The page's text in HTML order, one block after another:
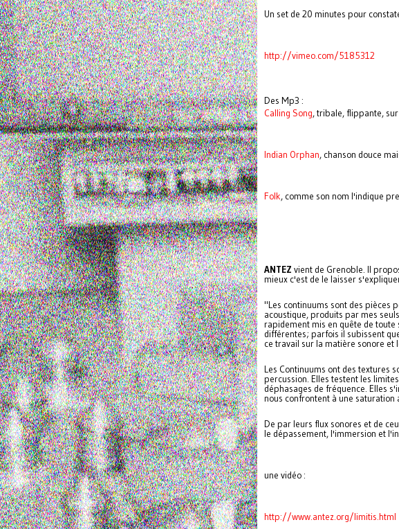
Un set de 20 minutes pour
http://vimeo.com/5185312
Des Mp3 :
Calling Song, tribale, flippante,
Indian Orphan, chanson douce
Folk, comme son nom l'indique
ANTEZ vient de Grenoble. Il
mieux c'est de le laisser
"Les continuums sont des pièces
acoustique, produits par mes
rapidement mis en quête de
différentes; parfois il subissent
ce travail sur la matière sonore et
Les Continuums ont des textures
percussion. Elles testent les
déphasages de fréquence. Elles
nous confrontent à une
De par leurs flux sonores et de
le dépassement, l'immersion et
une vidéo :
http://www.antez.org/limitis.html